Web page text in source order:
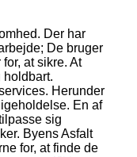
Der har
De bruger
at sikre. At
holdbart.
Herunder
En af
sig
Byens Asfalt
for, at finde de